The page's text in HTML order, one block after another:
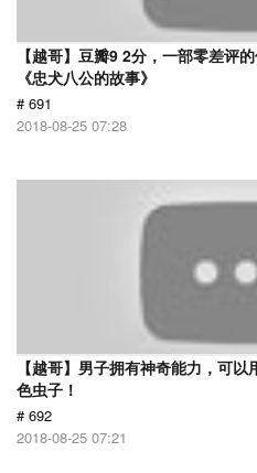
【越哥】豆瓣9 2分，一部零差评
《忠犬八公的故事》
# 691
2018-08-25 07:28
【越哥】男子拥有神奇能力，可
色虫子！
# 692
2018-08-25 07:21